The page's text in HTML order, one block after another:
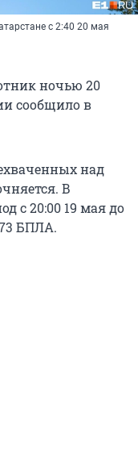
с 2:40 20 мая
ночью 20
сообщило в
над
В
с 20:00 19 мая до
БПЛА.